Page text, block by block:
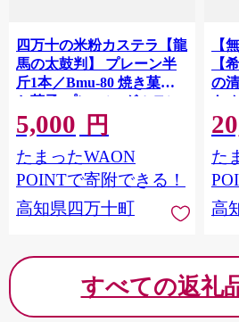
四万十の米粉カステラ【龍
馬の太鼓判】 プレーン半
斤1本／Bmu-80 焼き菓子
お菓子 プレーン グルテン
フリー 米粉 カステラ スイ
ーツ 和菓子 米粉スイーツ
米粉菓子
5,000 円
たまったWAON
POINTで寄附できる！
高知県四万十町
【
【
の
あ
（
つ
魚
た
高
すべての返礼